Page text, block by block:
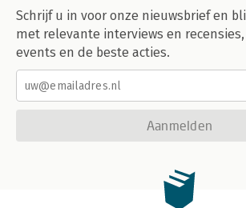
Schrijf u in voor onze nieuwsbrief en
met relevante interviews en
events en de beste acties.
Aanmelden